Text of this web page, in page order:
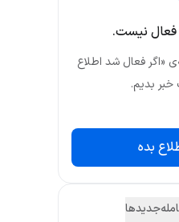
فعال نیست.
«اگر فعال شد اطلاع
خبر بدیم.
بده
جدید‌ها